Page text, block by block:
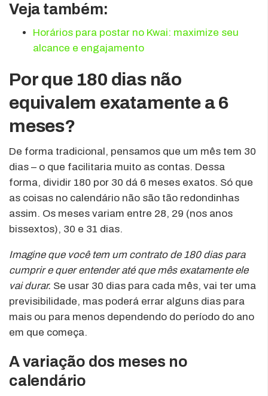
Veja também:
Horários para postar no Kwai: maximize seu
alcance e engajamento
Por que 180 dias não
equivalem exatamente a 6
meses?
De forma tradicional, pensamos que um mês tem 30
dias – o que facilitaria muito as contas. Dessa
forma, dividir 180 por 30 dá 6 meses exatos. Só que
as coisas no calendário não são tão redondinhas
assim. Os meses variam entre 28, 29 (nos anos
bissextos), 30 e 31 dias.
Imagine que você tem um contrato de 180 dias para
cumprir e quer entender até que mês exatamente ele
vai durar. Se usar 30 dias para cada mês, vai ter uma
previsibilidade, mas poderá errar alguns dias para
mais ou para menos dependendo do período do ano
em que começa.
A variação dos meses no
calendário